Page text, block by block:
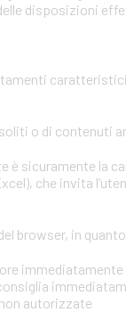
disposizioni
o di contenuti
è sicuramente
che invita
browser, in
autorizzate